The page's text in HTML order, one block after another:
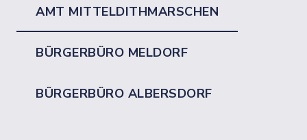
AMT MITTELDITHMARSCHEN
BÜRGERBÜRO MELDORF
BÜRGERBÜRO ALBERSDORF